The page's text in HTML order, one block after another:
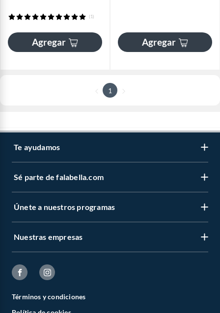
(1)
Agregar Agregar
1
Te ayudamos
Sé parte de falabella.com
Únete a nuestros programas
Nuestras empresas
Términos y condiciones